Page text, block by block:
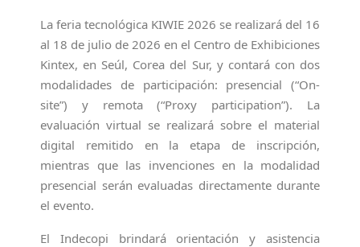
La feria tecnológica KIWIE 2026 se realizará del 16
al 18 de julio de 2026 en el Centro de Exhibiciones
Kintex, en Seúl, Corea del Sur, y contará con dos
modalidades de participación: presencial (“On-
site”) y remota (“Proxy participation”). La
evaluación virtual se realizará sobre el material
digital remitido en la etapa de inscripción,
mientras que las invenciones en la modalidad
presencial serán evaluadas directamente durante
el evento.
El Indecopi brindará orientación y asistencia